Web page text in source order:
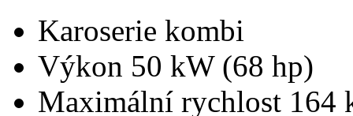
Karoserie kombi
Výkon 50 kW (68 hp)
Maximální rychlost 164